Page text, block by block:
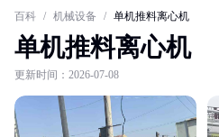
百科 / 机械设备 / 单机推料离心机
单机推料离心机
更新时间：2026-07-08